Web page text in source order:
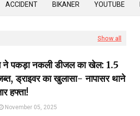
ACCIDENT BIKANER YOUTUBE
Show all
ने पकड़ा नकली डीजल का खेल: 1.5
ड्राइवर का खुलासा- नापासर थाने
हफ्ता!
November 05, 2025